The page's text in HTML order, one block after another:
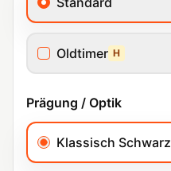
Oldtimer H
Prägung / Optik
Klassisch Schwarz